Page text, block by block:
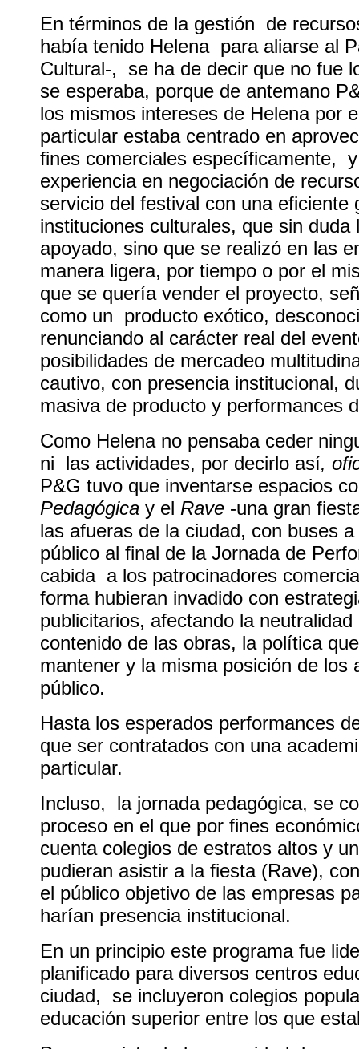
En términos de la gestión de
había tenido Helena para aliarse al
Cultural-, se ha de decir que no fue
se esperaba, porque de antemano
los mismos intereses de Helena por
particular estaba centrado en
fines comerciales específicamente,
experiencia en negociación de
servicio del festival con una eficiente
instituciones culturales, que sin duda
apoyado, sino que se realizó en las
manera ligera, por tiempo o por el
que se quería vender el proyecto,
como un producto exótico,
renunciando al carácter real del
posibilidades de mercadeo
cautivo, con presencia institucional,
masiva de producto y performances
Como Helena no pensaba ceder
ni las actividades, por decirlo así,
P&G tuvo que inventarse espacios
Pedagógica y el Rave -una gran
las afueras de la ciudad, con buses
público al final de la Jornada de
cabida a los patrocinadores
forma hubieran invadido con
publicitarios, afectando la
contenido de las obras, la política
mantener y la misma posición de los
público.
Hasta los esperados performances
que ser contratados con una
particular.
Incluso, la jornada pedagógica, se
proceso en el que por fines
cuenta colegios de estratos altos y
pudieran asistir a la fiesta (Rave),
el público objetivo de las empresas
harían presencia institucional.
En un principio este programa fue
planificado para diversos centros
ciudad, se incluyeron colegios
educación superior entre los que